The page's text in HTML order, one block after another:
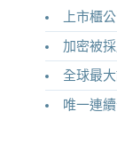
上市櫃
加密被採用
全球最大託
唯一連續十